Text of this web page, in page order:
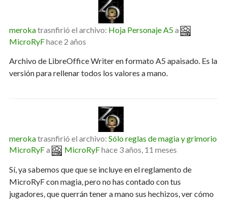
merokatrasnfirió el archivo: Hoja Personaje A5a
MicroRyFhace 2 años
Archivo de LibreOffice Writer en formato A5 apaisado. Es la
versión para rellenar todos los valores a mano.
merokatrasnfirió el archivo: Sólo reglas de magia y grimorio
MicroRyFa MicroRyFhace 3 años, 11 meses
Sí, ya sabemos que que se incluye en el reglamento de
MicroRyF con magia, pero no has contado con tus
jugadores, que querrán tener a mano sus hechizos, ver cómo